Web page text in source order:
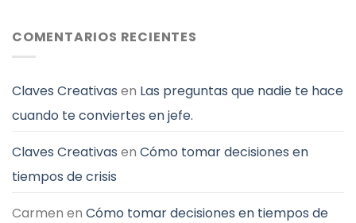
gestionar
COMENTARIOS RECIENTES
Claves Creativas en Las preguntas que nadie te hace
cuando te conviertes en jefe.
Claves Creativas en Cómo tomar decisiones en
tiempos de crisis
Carmen en Cómo tomar decisiones en tiempos de